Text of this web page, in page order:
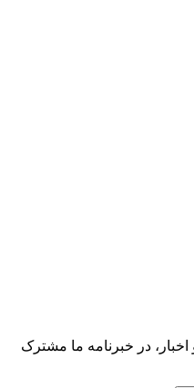
در خبرنامه ما مشترک